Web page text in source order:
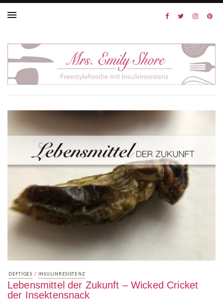
DEFTIGES / INSULINRESISTENZ
Lebensmittel der Zukunft – Wicked Cricket
der Insektensnack